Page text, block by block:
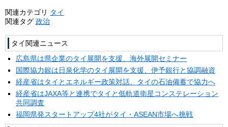
関連カテゴリ タイ
関連タグ 政治
タイ関連ニュース
広島県は県企業のタイ展開を支援、海外展開セミナー
国際協力銀は日泉化学のタイ展開を支援、伊予銀行と協調融資
経産省はタイとエネルギー政策対話、タイの石油備蓄で協力へ
経産省はJAXA等と連携でタイと低軌道衛星コンステレーション
共同調査
福岡県発スタートアップ4社がタイ・ASEAN市場へ挑戦